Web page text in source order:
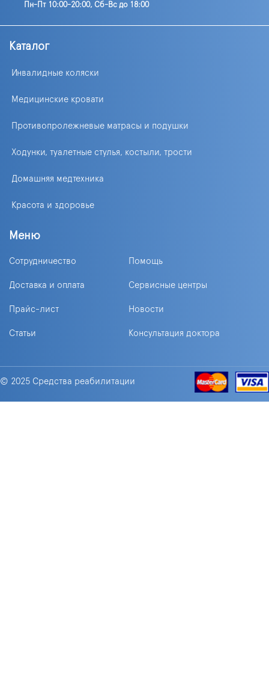
Пн-Пт 10:00-20:00, Сб-Вс до 18:00
Каталог
Инвалидные коляски
Медицинские кровати
Противопролежневые матрасы и подушки
Ходунки, туалетные стулья, костыли, трости
Домашняя медтехника
Красота и здоровье
Меню
Сотрудничество Помощь
Доставка и оплата Сервисные центры
Прайс-лист Новости
Статьи Консультация доктора
© 2025 Средства реабилитации